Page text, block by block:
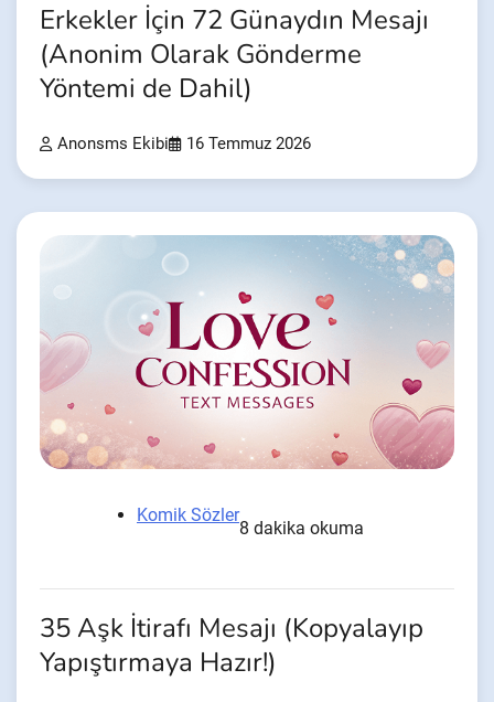
Erkekler İçin 72 Günaydın Mesajı
(Anonim Olarak Gönderme
Yöntemi de Dahil)
Anonsms Ekibi 16 Temmuz 2026
Komik Sözler
8 dakika okuma
35 Aşk İtirafı Mesajı (Kopyalayıp
Yapıştırmaya Hazır!)